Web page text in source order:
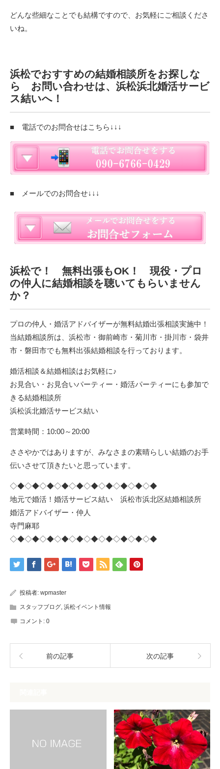
どんな些細なことでも結構ですので、お気軽にご相談くださ
いね。
浜松でおすすめの結婚相談所をお探しな
ら お問い合わせは、浜松浜北婚活サービ
ス結いへ！
■ 電話でのお問合せはこちら↓↓↓
■ メールでのお問合せ↓↓↓
浜松で！ 無料出張もOK！ 現役・プロ
の仲人に結婚相談を聴いてもらいません
か？
プロの仲人・婚活アドバイザーが無料結婚出張相談実施中！
当結婚相談所は、浜松市・御前崎市・菊川市・掛川市・袋井
市・磐田市でも無料出張結婚相談を行っております。
婚活相談＆結婚相談はお気軽に♪
お見合い・お見合いパーティー・婚活パーティーにも参加で
きる結婚相談所
浜松浜北婚活サービス結い
営業時間：10:00～20:00
ささやかではありますが、みなさまの素晴らしい結婚のお手
伝いさせて頂きたいと思っています。
◇◆◇◆◇◆◇◆◇◆◇◆◇◆◇◆◇◆◇◆
地元で婚活！婚活サービス結い 浜松市浜北区結婚相談所
婚活アドバイザー・仲人
寺門麻耶
◇◆◇◆◇◆◇◆◇◆◇◆◇◆◇◆◇◆◇◆
投稿者: wpmaster
スタッフブログ, 浜松イベント情報
コメント: 0
前の記事 次の記事